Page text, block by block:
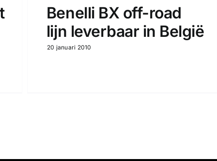
Benelli BX off-road
lijn leverbaar in België
20 januari 2010